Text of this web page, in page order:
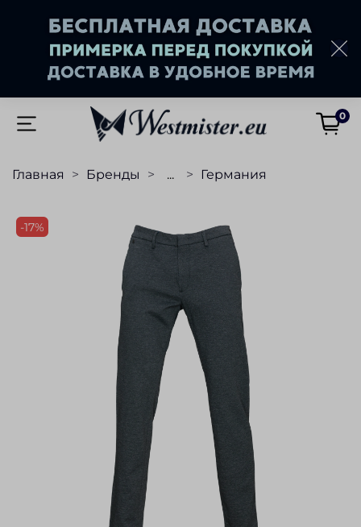
0
Главная Бренды ... Германия
-17%